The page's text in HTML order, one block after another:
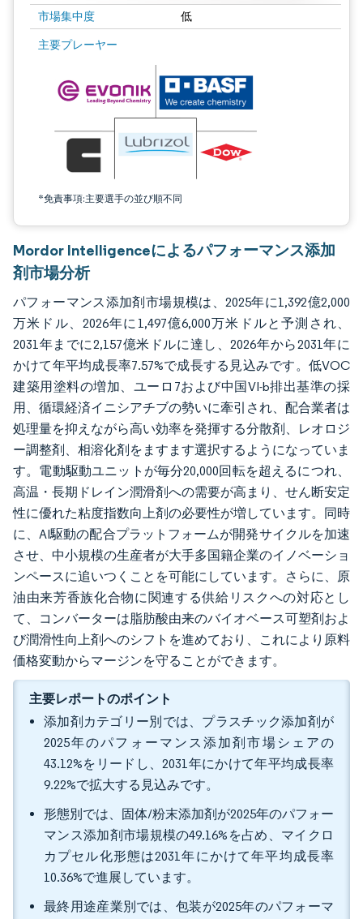
市場集中度 低
主要プレーヤー
*免責事項:主要選手の並び順不同
画像 © Mordor Intelligence。再利用にはCC BY 4.0の表示が必要です。
Mordor Intelligenceによるパフォーマンス添加
剤市場分析
パフォーマンス添加剤市場規模は、2025年に1,392億2,000
万米ドル、2026年に1,497億6,000万米ドルと予測され、
2031年までに2,157億米ドルに達し、2026年から2031年に
かけて年平均成長率7.57%で成長する見込みです。低VOC
建築用塗料の増加、ユーロ7および中国VI-b排出基準の採
用、循環経済イニシアチブの勢いに牽引され、配合業者は
処理量を抑えながら高い効率を発揮する分散剤、レオロジ
ー調整剤、相溶化剤をますます選択するようになっていま
す。電動駆動ユニットが毎分20,000回転を超えるにつれ、
高温・長期ドレイン潤滑剤への需要が高まり、せん断安定
性に優れた粘度指数向上剤の必要性が増しています。同時
に、AI駆動の配合プラットフォームが開発サイクルを加速
させ、中小規模の生産者が大手多国籍企業のイノベーショ
ンペースに追いつくことを可能にしています。さらに、原
油由来芳香族化合物に関連する供給リスクへの対応とし
て、コンバーターは脂肪酸由来のバイオベース可塑剤およ
び潤滑性向上剤へのシフトを進めており、これにより原料
価格変動からマージンを守ることができます。
主要レポートのポイント
添加剤カテゴリー別では、プラスチック添加剤が
2025年のパフォーマンス添加剤市場シェアの
43.12%をリードし、2031年にかけて年平均成長率
9.22%で拡大する見込みです。
形態別では、固体/粉末添加剤が2025年のパフォー
マンス添加剤市場規模の49.16%を占め、マイクロ
カプセル化形態は2031年にかけて年平均成長率
10.36%で進展しています。
最終用途産業別では、包装が2025年のパフォーマ